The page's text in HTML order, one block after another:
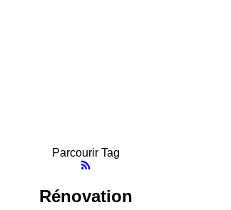
Parcourir Tag
Rénovation